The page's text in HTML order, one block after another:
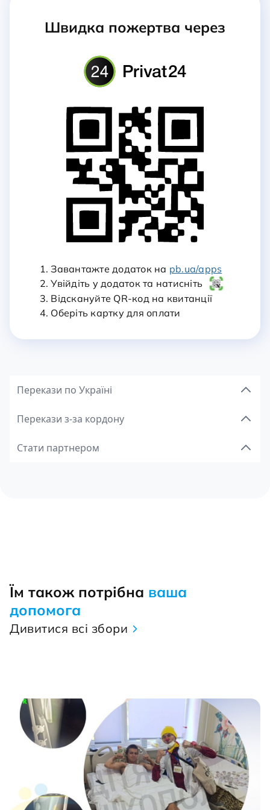
Швидка пожертва через
1. Завантажте додаток на pb.ua/apps
2. Увійдіть у додаток та натисніть
3. Відскануйте QR-код на квитанції
4. Оберіть картку для оплати
Перекази по Україні
Перекази з-за кордону
Стати партнером
Їм також потрібна ваша
допомога
Дивитися всі збори